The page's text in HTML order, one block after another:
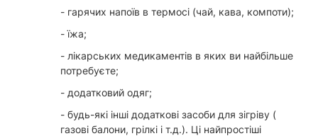
- гарячих напоїв в термосі (чай, кава, компоти);
- їжа;
- лікарських медикаментів в яких ви найбільше
потребуєте;
- додатковий одяг;
- будь-які інші додаткові засоби для зігріву (
газові балони, грілкі і т.д.). Ці найпростіші